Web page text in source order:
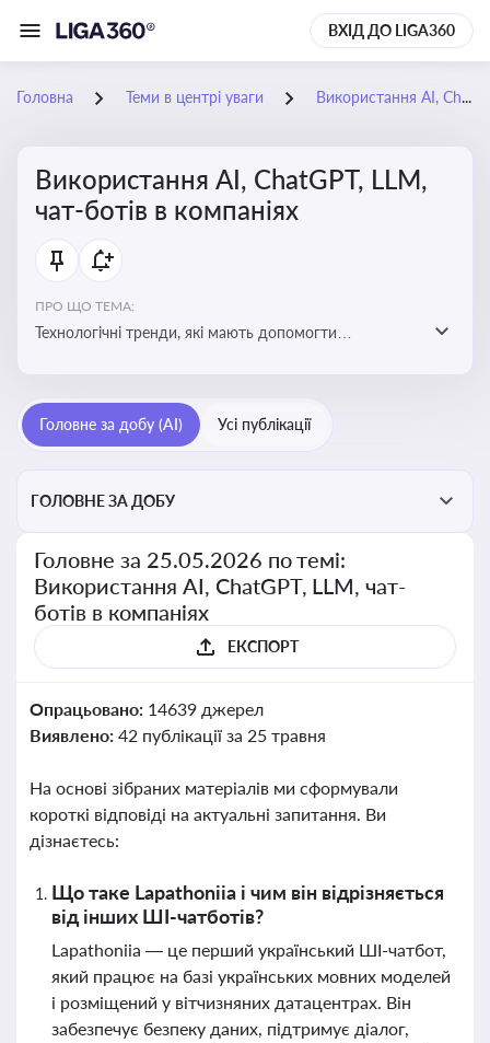
ВХІД ДО LIGA360
Головна Теми в центрі уваги Використання AI, ChatGPT, LLM, чат-ботів в компаніях
Використання AI, ChatGPT, LLM,
чат-ботів в компаніях
ПРО ЩО ТЕМА:
Технологічні тренди, які мають допомогти
ефективність і знизити витрати компаній
Головне за добу (AI) Усі публікації
ГОЛОВНЕ ЗА ДОБУ
Головне за 25.05.2026 по темі:
Використання AI, ChatGPT, LLM, чат-
ботів в компаніях
ЕКСПОРТ
Опрацьовано: 14639 джерел
Виявлено: 42 публікації за 25 травня
На основі зібраних матеріалів ми сформували
короткі відповіді на актуальні запитання. Ви
дізнаєтесь:
Що таке Lapathoniia і чим він відрізняється
від інших ШІ-чатботів?
Lapathoniia — це перший український ШІ-чатбот,
який працює на базі українських мовних моделей
і розміщений у вітчизняних датацентрах. Він
забезпечує безпеку даних, підтримує діалог,